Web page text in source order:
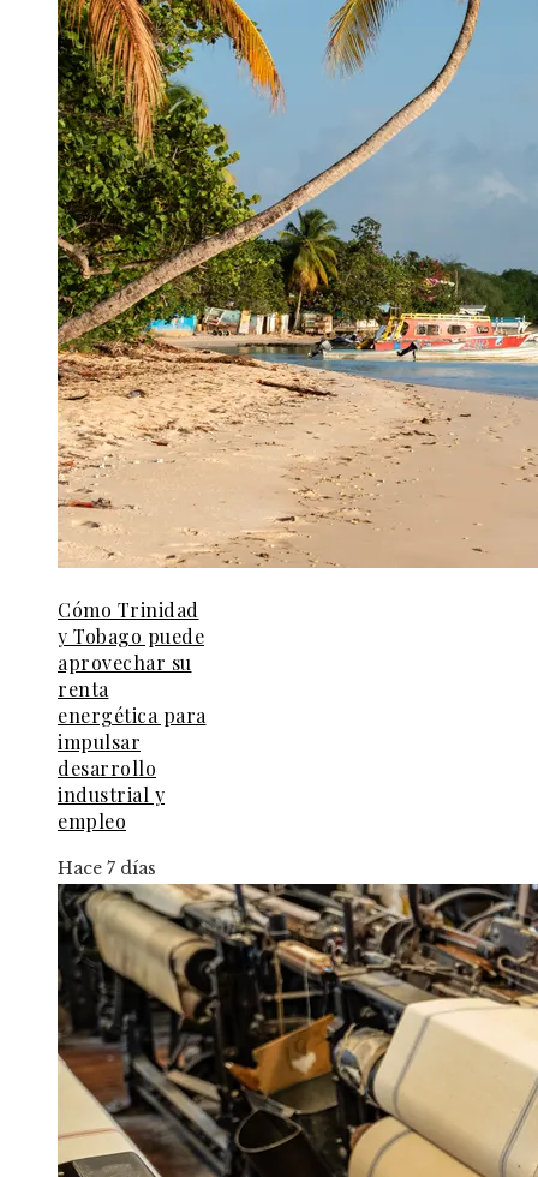
Cómo Trinidad
y Tobago puede
aprovechar su
renta
energética para
impulsar
desarrollo
industrial y
empleo
Hace 7 días